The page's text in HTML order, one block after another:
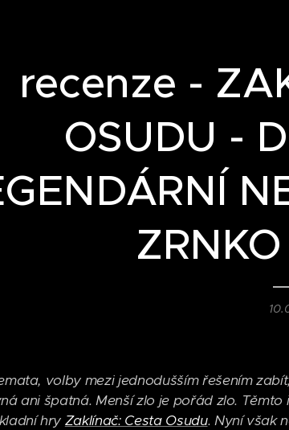
recenze -
OSUDU -
volby mezi jednodušším řešením
ani špatná. Menší zlo je pořád zlo.
hry Zaklínač: Cesta Osudu. Nyní však